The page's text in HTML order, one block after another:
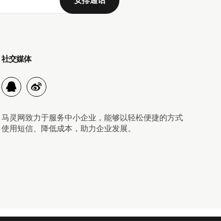
社交媒体
马灵网致力于服务中小企业，能够以轻松便捷的方式
使用短信、降低成本，助力企业发展。